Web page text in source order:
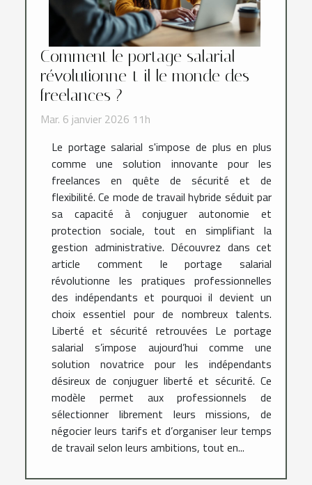
Comment le portage salarial
révolutionne-t-il le monde des
freelances ?
Mar. 6 janvier 2026 11h
Le portage salarial s'impose de plus en plus
comme une solution innovante pour les
freelances en quête de sécurité et de
flexibilité. Ce mode de travail hybride séduit par
sa capacité à conjuguer autonomie et
protection sociale, tout en simplifiant la
gestion administrative. Découvrez dans cet
article comment le portage salarial
révolutionne les pratiques professionnelles
des indépendants et pourquoi il devient un
choix essentiel pour de nombreux talents.
Liberté et sécurité retrouvées Le portage
salarial s’impose aujourd’hui comme une
solution novatrice pour les indépendants
désireux de conjuguer liberté et sécurité. Ce
modèle permet aux professionnels de
sélectionner librement leurs missions, de
négocier leurs tarifs et d’organiser leur temps
de travail selon leurs ambitions, tout en...